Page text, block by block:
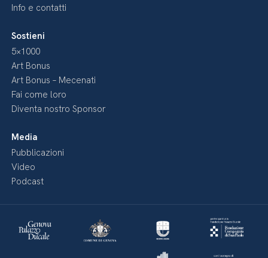
Info e contatti
Sostieni
5×1000
Art Bonus
Art Bonus – Mecenati
Fai come loro
Diventa nostro Sponsor
Media
Pubblicazioni
Video
Podcast